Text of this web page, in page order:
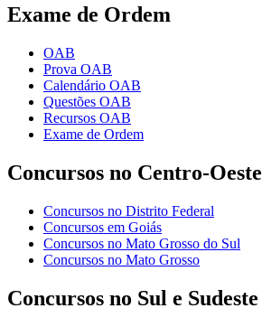
Exame de Ordem
OAB
Prova OAB
Calendário OAB
Questões OAB
Recursos OAB
Exame de Ordem
Concursos no Centro-Oeste
Concursos no Distrito Federal
Concursos em Goiás
Concursos no Mato Grosso do Sul
Concursos no Mato Grosso
Concursos no Sul e Sudeste